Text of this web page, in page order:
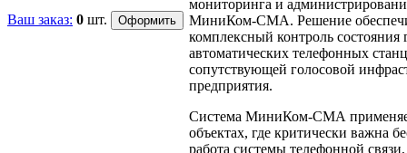
Ваш заказ: 0 шт.
мониторинга и
МиниКом-СМА. Решение
комплексный контроль
автоматических телефонных
сопутствующей голосовой
предприятия.
Система МиниКом-СМА
объектах, где критически важна
работа системы телефонной